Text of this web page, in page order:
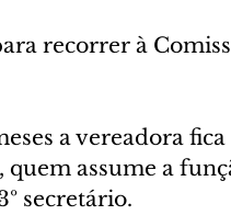
recorrer à
a vereadora
quem assume a
secretário.